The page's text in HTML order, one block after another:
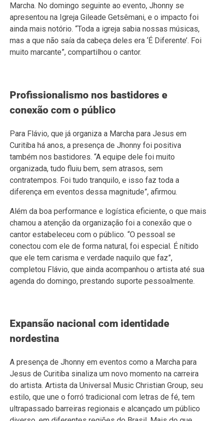
Marcha. No domingo seguinte ao evento, Jhonny se
apresentou na Igreja Gileade Getsêmani, e o impacto foi
ainda mais notório. “Toda a igreja sabia nossas músicas,
mas a que não saía da cabeça deles era ‘É Diferente’. Foi
muito marcante”, compartilhou o cantor.
Profissionalismo nos bastidores e
conexão com o público
Para Flávio, que já organiza a Marcha para Jesus em
Curitiba há anos, a presença de Jhonny foi positiva
também nos bastidores. “A equipe dele foi muito
organizada, tudo fluiu bem, sem atrasos, sem
contratempos. Foi tudo tranquilo, e isso faz toda a
diferença em eventos dessa magnitude”, afirmou.
Além da boa performance e logística eficiente, o que mais
chamou a atenção da organização foi a conexão que o
cantor estabeleceu com o público. “O pessoal se
conectou com ele de forma natural, foi especial. É nítido
que ele tem carisma e verdade naquilo que faz”,
completou Flávio, que ainda acompanhou o artista até sua
agenda do domingo, prestando suporte pessoalmente.
Expansão nacional com identidade
nordestina
A presença de Jhonny em eventos como a Marcha para
Jesus de Curitiba sinaliza um novo momento na carreira
do artista. Artista da Universal Music Christian Group, seu
estilo, que une o forró tradicional com letras de fé, tem
ultrapassado barreiras regionais e alcançado um público